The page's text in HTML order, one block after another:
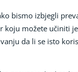
bismo izbjegli
koju možete učiniti
da li se isto